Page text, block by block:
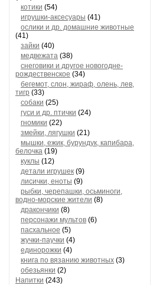
котики (54)
игрушки-аксесуары (41)
ослики и др. домашние животные
(41)
зайки (40)
медвежата (38)
снеговики и другое новогодне-
рождественское (34)
бегемот, слон, жираф, олень, лев,
тигр (33)
собаки (25)
гуси и др. птички (24)
гномики (22)
змейки, лягушки (21)
мышки, ежик, бурундук, капибара,
белочка (19)
куклы (12)
детали игрушек (9)
лисички, еноты (9)
рыбки, черепашки, осьминоги,
водно-морские жители (8)
дракончики (8)
персонажи мультов (6)
пасхальное (5)
жучки-паучки (4)
единорожки (4)
книга по вязанию животных (3)
обезьянки (2)
Напитки (243)